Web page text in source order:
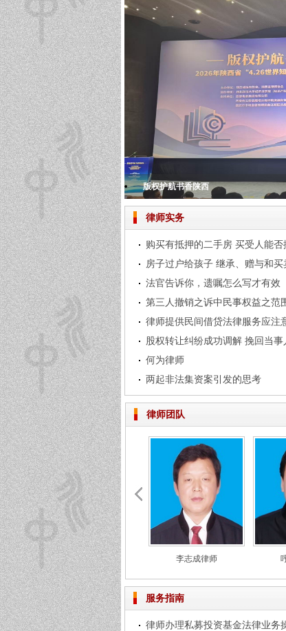
夯实民商事法律根基 助推法律服务
版权护航书香陕西
腊味满廊棚 安昌醉年味
铭记历史，担当使命——北京市中兆（
北京市中兆（西安）律师事务所2024
律师实务
购买有抵押的二手房 买受人能否
房子过户给孩子 继承、赠与和买
法官告诉你，遗嘱怎么写才有效
第三人撤销之诉中民事权益之范
律师提供民间借贷法律服务应注
股权转让纠纷成功调解 挽回当
何为律师
两起非法集资案引发的思考
律师团队
李志成律师
服务指南